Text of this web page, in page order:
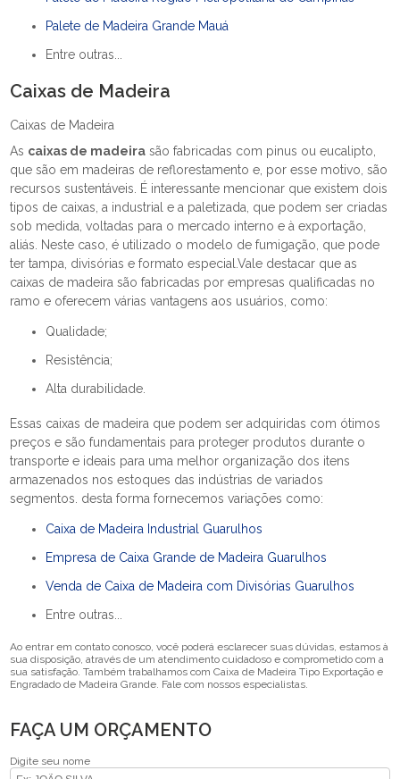
Palete de Madeira Grande Mauá
Entre outras...
Caixas de Madeira
Caixas de Madeira
As caixas de madeira são fabricadas com pinus ou eucalipto,
que são em madeiras de reflorestamento e, por esse motivo, são
recursos sustentáveis. É interessante mencionar que existem dois
tipos de caixas, a industrial e a paletizada, que podem ser criadas
sob medida, voltadas para o mercado interno e à exportação,
aliás. Neste caso, é utilizado o modelo de fumigação, que pode
ter tampa, divisórias e formato especial.Vale destacar que as
caixas de madeira são fabricadas por empresas qualificadas no
ramo e oferecem várias vantagens aos usuários, como:
Qualidade;
Resistência;
Alta durabilidade.
Essas caixas de madeira que podem ser adquiridas com ótimos
preços e são fundamentais para proteger produtos durante o
transporte e ideais para uma melhor organização dos itens
armazenados nos estoques das indústrias de variados
segmentos. desta forma fornecemos variações como:
Caixa de Madeira Industrial Guarulhos
Empresa de Caixa Grande de Madeira Guarulhos
Venda de Caixa de Madeira com Divisórias Guarulhos
Entre outras...
Ao entrar em contato conosco, você poderá esclarecer suas dúvidas, estamos à
sua disposição, através de um atendimento cuidadoso e comprometido com a
sua satisfação. Também trabalhamos com Caixa de Madeira Tipo Exportação e
Engradado de Madeira Grande. Fale com nossos especialistas.
FAÇA UM ORÇAMENTO
Digite seu nome